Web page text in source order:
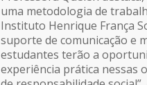
uma metodologia de
Instituto Henrique França
suporte de comunicação e
estudantes terão a
experiência prática nessas